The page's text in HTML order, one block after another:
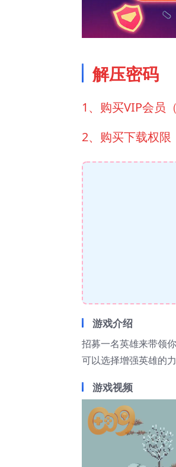
解压密码
1、购买VIP会员
2、购买下载权
游戏介绍
招募一名英雄来带领
可以选择增强英雄的
游戏视频